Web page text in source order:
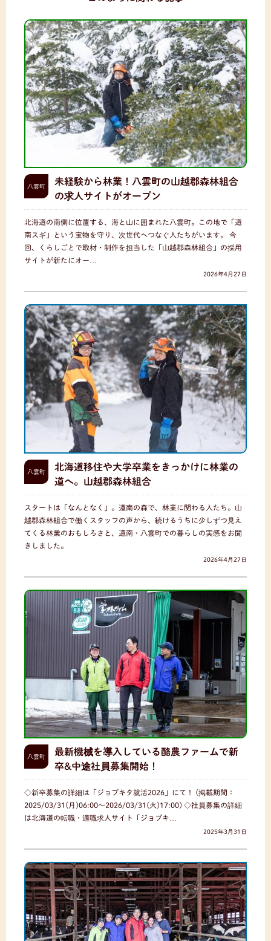
八雲町
未経験から林業！八雲町の山越郡森林組合
の求人サイトがオープン
北海道の南側に位置する、海と山に囲まれた八雲町。この地で「道
南スギ」という宝物を守り、次世代へつなぐ人たちがいます。 今
回、くらしごとで取材・制作を担当した「山越郡森林組合」の採用
サイトが新たにオー…
2026年4月27日
八雲町
北海道移住や大学卒業をきっかけに林業の
道へ。山越郡森林組合
スタートは「なんとなく」。道南の森で、林業に関わる人たち。山
越郡森林組合で働くスタッフの声から、続けるうちに少しずつ見え
てくる林業のおもしろさと、道南・八雲町での暮らしの実感をお聞
きしました。
2026年4月27日
八雲町
最新機械を導入している酪農ファームで新
卒&中途社員募集開始！
◇新卒募集の詳細は「ジョブキタ就活2026」にて！ (掲載期間：
2025/03/31(月)06:00〜2026/03/31(火)17:00) ◇社員募集の詳細
は北海道の転職・適職求人サイト「ジョブキ…
2025年3月31日